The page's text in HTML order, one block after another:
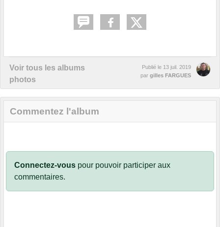
Voir tous les albums
photos
Publié le 13 juil. 2019
par gilles FARGUES
Commentez l'album
Connectez-vous pour pouvoir participer aux
commentaires.